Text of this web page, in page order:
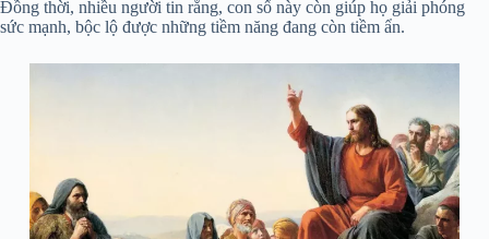
Đồng thời, nhiều người tin rằng, con số này còn giúp họ giải phóng
sức mạnh, bộc lộ được những tiềm năng đang còn tiềm ẩn.